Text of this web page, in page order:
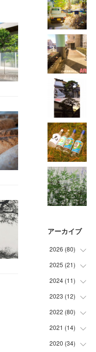
アーカイブ
2026 (80)
(11
)
(30
)
(23
)
(10
)
(6
2025 (21)
(2
(9
(7
(3
2024 (11)
(1
(5
(5
2023 (12)
(5
(7
2022 (80)
(17
)
(8
2021 (14)
(1
2020 (34)